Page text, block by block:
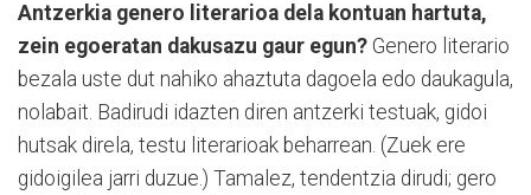
Antzerkia genero literarioa dela kontuan hartuta,
zein egoeratan dakusazu gaur egun? Genero literario
bezala uste dut nahiko ahaztuta dagoela edo daukagula,
nolabait. Badirudi idazten diren antzerki testuak, gidoi
hutsak direla, testu literarioak beharrean. (Zuek ere
gidoigilea jarri duzue.) Tamalez, tendentzia dirudi; gero